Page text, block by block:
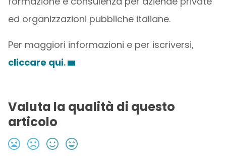
ed organizzazioni pubbliche italiane.
Per maggiori informazioni e per iscriversi,
cliccare qui.
Valuta la qualità di questo
articolo